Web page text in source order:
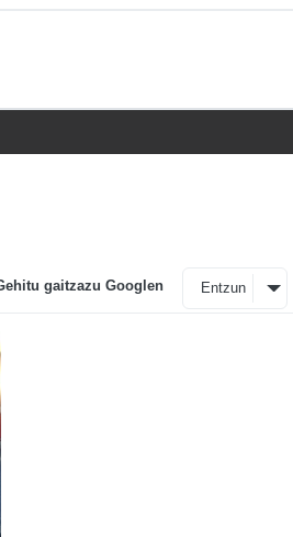
gaitzazu Googlen Entzun